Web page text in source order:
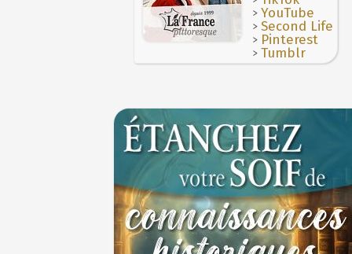
Maternités, archéologie de la figure
Le masque de l'ingérence ou le peuple
>YouTube
>Second Life
> Pinterest
>Tumblr